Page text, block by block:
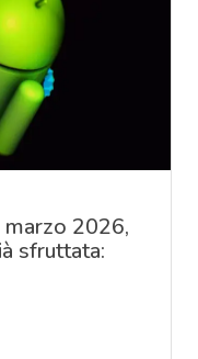
2026,
sfruttata: